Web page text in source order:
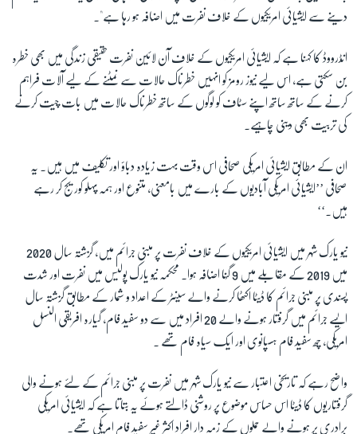
دینے سے ایشیائی امریکیوں کے خلاف نفرت میں اضافہ ہو رہا ہے"۔
انڈرووڈ کا کہنا ہے کہ ایشیائی امریکیوں کے خلاف آن لائین نفرت حقیقی زندگی میں بھی خطرہ
بن سکتی ہے، اس لیے نیوز رومز کو انہیں خطرناک حالات سے نمٹنے کے لیے آلات فراہم
کرنے کے ساتھ ساتھ اپنے سٹاف کو لوگوں کے ساتھ خطرناک حالات میں بات چیت کرنے
کی تربیت بھی دینی چاہیے۔
ان کے مطابق ایشیائی امریکی صحافی اس وقت بہت زیادہ دباؤ اور تکلیف میں ہیں۔ یہ
صحافی ’’ایشیائی امریکی آبادیوں کے بارے میں بامعنی، متنوع اور ہمہ پہلو کوریج کر رہے
ہیں۔‘‘
نیو یارک شہر میں ایشیائی امریکیوں کے خلاف نفرت پر مبنی جرائم میں، گزشتہ سال 2020
میں 2019 کے مقابلے میں 9 گُنا اضافہ ہوا۔ محکمہ نیو یارک پولیس میں نفرت اور شدت
پسندی پر مبنی جرائم کا ڈیٹا اکٹھا کرنے والے سینٹر کے اعداد و شمار کے مطابق گزشتہ سال
ایسے جرائم میں گرفتار ہونے والے 20 افراد میں سے دو سفید فام، گیارہ افریقی النسل
امریکی، چھ سفید فام ہسپانوی اور ایک سیاہ فام تھے ۔
واضح رہے کہ تاریخی اعتبار سے نیو یارک شہر میں نفرت پر مبنی جرائم کے لئے ہونے والی
گرفتاریوں کا ڈیٹا اس حساس موضوع پر روشنی ڈالتے ہوئے یہ بتاتا ہے کہ ایشیائی امریکی
برادری پر ہونے والے حملوں کے زمہ دار افراد اکثر غیر سفید فام امریکی تھے۔